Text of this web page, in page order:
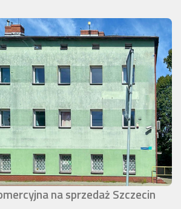
na sprzedaż Szczecin